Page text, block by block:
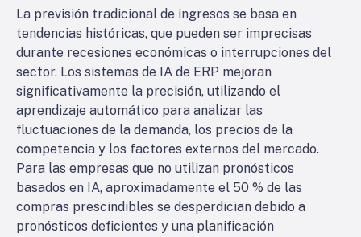
La previsión tradicional de ingresos se basa en
tendencias históricas, que pueden ser imprecisas
durante recesiones económicas o interrupciones del
sector. Los sistemas de IA de ERP mejoran
significativamente la precisión, utilizando el
aprendizaje automático para analizar las
fluctuaciones de la demanda, los precios de la
competencia y los factores externos del mercado.
Para las empresas que no utilizan pronósticos
basados en IA, aproximadamente el 50 % de las
compras prescindibles se desperdician debido a
pronósticos deficientes y una planificación